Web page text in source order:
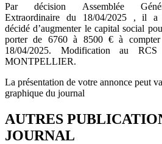
Par décision Assemblée
Extraordinaire du 18/04/2025 , il a
décidé d’augmenter le capital social
porter de 6760 à 8500 € à
18/04/2025. Modification au
MONTPELLIER.
La présentation de votre annonce peut
graphique du journal
AUTRES
JOURNAL